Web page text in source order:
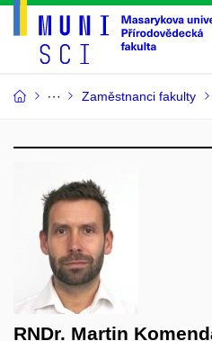
Zaměstnanci fakulty
RNDr. Martin